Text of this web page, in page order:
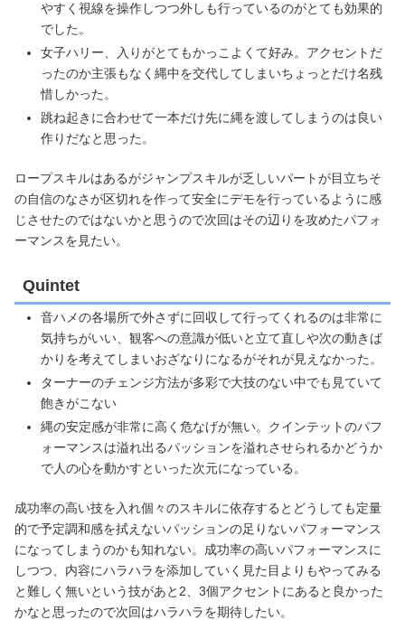
やすく視線を操作しつつ外しも行っているのがとても効果的
でした。
女子ハリー、入りがとてもかっこよくて好み。アクセントだ
ったのか主張もなく縄中を交代してしまいちょっとだけ名残
惜しかった。
跳ね起きに合わせて一本だけ先に縄を渡してしまうのは良い
作りだなと思った。
ロープスキルはあるがジャンプスキルが乏しいパートが目立ちそ
の自信のなさが区切れを作って安全にデモを行っているように感
じさせたのではないかと思うので次回はその辺りを攻めたパフォ
ーマンスを見たい。
Quintet
音ハメの各場所で外さずに回収して行ってくれるのは非常に
気持ちがいい、観客への意識が低いと立て直しや次の動きば
かりを考えてしまいおざなりになるがそれが見えなかった。
ターナーのチェンジ方法が多彩で大技のない中でも見ていて
飽きがこない
縄の安定感が非常に高く危なげが無い。クインテットのパフ
ォーマンスは溢れ出るパッションを溢れさせられるかどうか
で人の心を動かすといった次元になっている。
成功率の高い技を入れ個々のスキルに依存するとどうしても定量
的で予定調和感を拭えないパッションの足りないパフォーマンス
になってしまうのかも知れない。成功率の高いパフォーマンスに
しつつ、内容にハラハラを添加していく見た目よりもやってみる
と難しく無いという技があと2、3個アクセントにあると良かった
かなと思ったので次回はハラハラを期待したい。